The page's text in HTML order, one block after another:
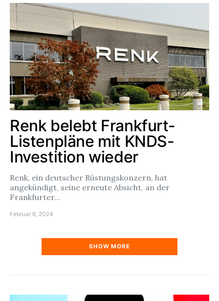
Renk belebt Frankfurt-
Listenpläne mit KNDS-
Investition wieder
Renk, ein deutscher Rüstungskonzern, hat
angekündigt, seine erneute Absicht, an der
Frankfurter…
Februar 6, 2024
SHOW MORE